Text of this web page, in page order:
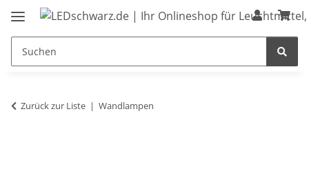
Zurück zur Liste Wandlampen